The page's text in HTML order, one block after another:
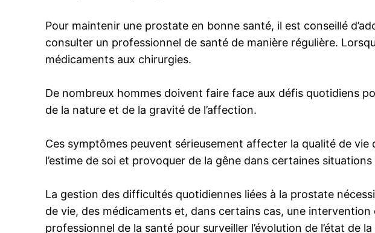
Pour maintenir une prostate en bonne santé, il est conseillé
consulter un professionnel de santé de manière régulière.
médicaments aux chirurgies.
De nombreux hommes doivent faire face aux défis quotidiens
de la nature et de la gravité de l’affection.
Ces symptômes peuvent sérieusement affecter la qualité de
l’estime de soi et provoquer de la gêne dans certaines situations
La gestion des difficultés quotidiennes liées à la prostate
de vie, des médicaments et, dans certains cas, une
professionnel de la santé pour surveiller l’évolution de l’état de